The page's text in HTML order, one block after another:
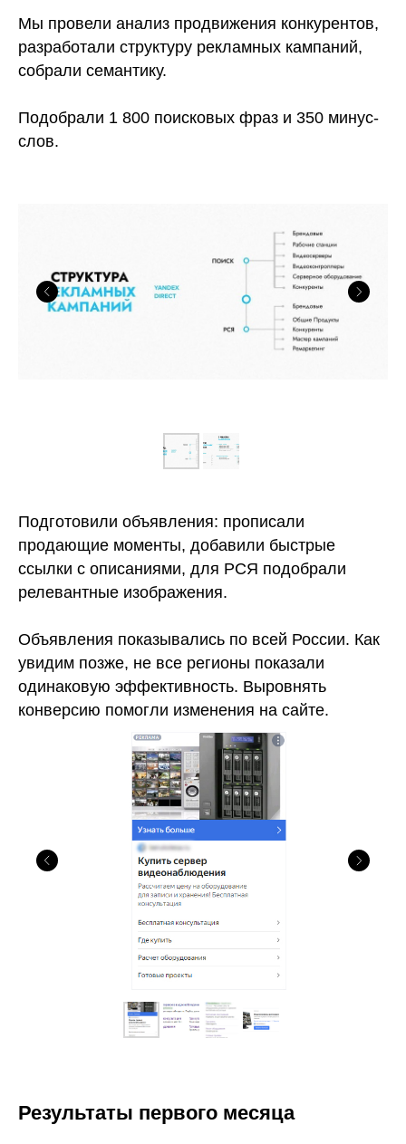
Мы провели анализ продвижения конкурентов,
разработали структуру рекламных кампаний,
собрали семантику.
Подобрали 1 800 поисковых фраз и 350 минус-
слов.
Подготовили объявления: прописали
продающие моменты, добавили быстрые
ссылки с описаниями, для РСЯ подобрали
релевантные изображения.
Объявления показывались по всей России. Как
увидим позже, не все регионы показали
одинаковую эффективность. Выровнять
конверсию помогли изменения на сайте.
Результаты первого месяца